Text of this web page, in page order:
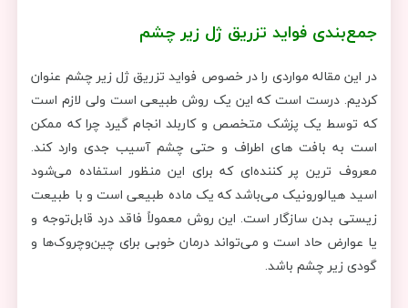
جمع‌بندی فواید تزریق ژل زیر چشم
در این مقاله مواردی را در خصوص فواید تزریق ژل زیر چشم عنوان
کردیم. درست است که این ‌یک روش طبیعی است ولی لازم است
که توسط یک پزشک متخصص و کاربلد انجام گیرد چرا که ممکن
است به بافت های اطراف و حتی چشم آسیب جدی وارد کند.
معروف ترین پر کننده‌ای که برای این منظور استفاده می‌شود
اسید هیالورونیک می‌باشد که یک ماده طبیعی است و با طبیعت
زیستی بدن سازگار است. این روش معمولاً فاقد درد قابل‌توجه و
یا عوارض حاد است و می‌تواند درمان خوبی برای چین‌وچروک‌ها و
گودی زیر چشم باشد.